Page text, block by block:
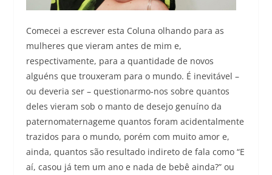
Comecei a escrever esta Coluna olhando para as
mulheres que vieram antes de mim e,
respectivamente, para a quantidade de novos
alguéns que trouxeram para o mundo. É inevitável –
ou deveria ser – questionarmo-nos sobre quantos
deles vieram sob o manto de desejo genuíno da
paternomaternageme quantos foram acidentalmente
trazidos para o mundo, porém com muito amor e,
ainda, quantos são resultado indireto de fala como “E
aí, casou já tem um ano e nada de bebê ainda?” ou